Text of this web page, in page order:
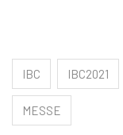
IBC IBC2021
MESSE